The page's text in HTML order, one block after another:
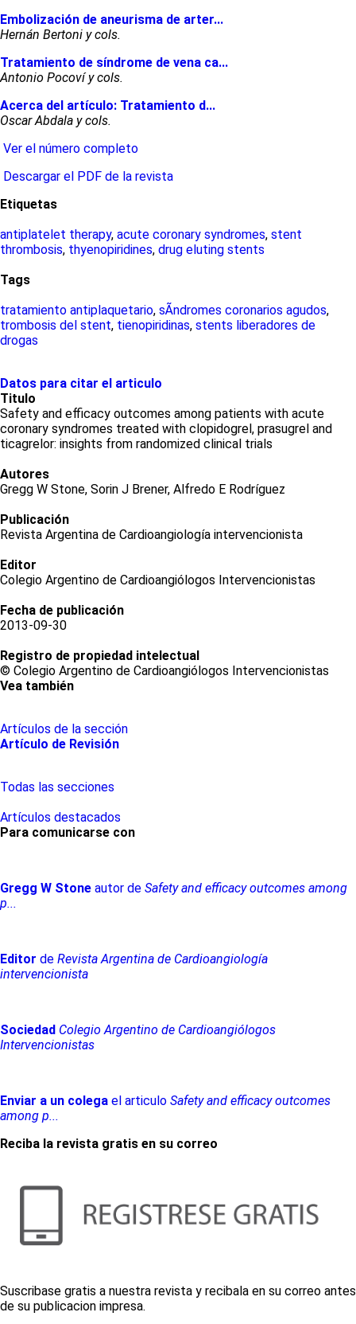
Embolización de aneurisma de arter...
Hernán Bertoni y cols.
Tratamiento de síndrome de vena ca...
Antonio Pocoví y cols.
Acerca del artículo: Tratamiento d...
Oscar Abdala y cols.
Ver el número completo
Descargar el PDF de la revista
Etiquetas
antiplatelet therapy, acute coronary syndromes, stent
thrombosis, thyenopiridines, drug eluting stents
Tags
tratamiento antiplaquetario, sÃ­ndromes coronarios agudos,
trombosis del stent, tienopiridinas, stents liberadores de
drogas
Datos para citar el articulo
Titulo
Safety and efficacy outcomes among patients with acute
coronary syndromes treated with clopidogrel, prasugrel and
ticagrelor: insights from randomized clinical trials
Autores
Gregg W Stone, Sorin J Brener, Alfredo E Rodríguez
Publicación
Revista Argentina de Cardioangiología intervencionista
Editor
Colegio Argentino de Cardioangiólogos Intervencionistas
Fecha de publicación
2013-09-30
Registro de propiedad intelectual
© Colegio Argentino de Cardioangiólogos Intervencionistas
Vea también
Artículos de la sección
Artículo de Revisión
Todas las secciones
Artículos destacados
Para comunicarse con
Gregg W Stone autor de Safety and efficacy outcomes among
p...
Editor de Revista Argentina de Cardioangiología
intervencionista
Sociedad Colegio Argentino de Cardioangiólogos
Intervencionistas
Enviar a un colega el articulo Safety and efficacy outcomes
among p...
Reciba la revista gratis en su correo
Suscribase gratis a nuestra revista y recibala en su correo antes
de su publicacion impresa.